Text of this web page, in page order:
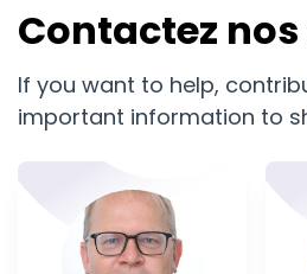
Contactez
If you want to help,
important information to